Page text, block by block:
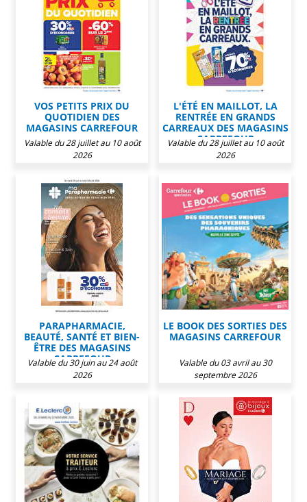
VOS PETITS PRIX DU
QUOTIDIEN DES
MAGASINS CARREFOUR
Valable du 28 juillet au 10 août
2026
L'ÉTÉ EN MAILLOT, LA
RENTRÉE EN GRANDS
CARREAUX DES MAGASINS
CARREFOUR
Valable du 28 juillet au 10 août
2026
PARAPHARMACIE,
BEAUTÉ, SANTÉ ET BIEN-
ÊTRE DES MAGASINS
CARREFOUR
Valable du 30 juin au 24 août
2026
LE BOOK DES SORTIES DES
MAGASINS CARREFOUR
Valable du 03 avril au 30
septembre 2026